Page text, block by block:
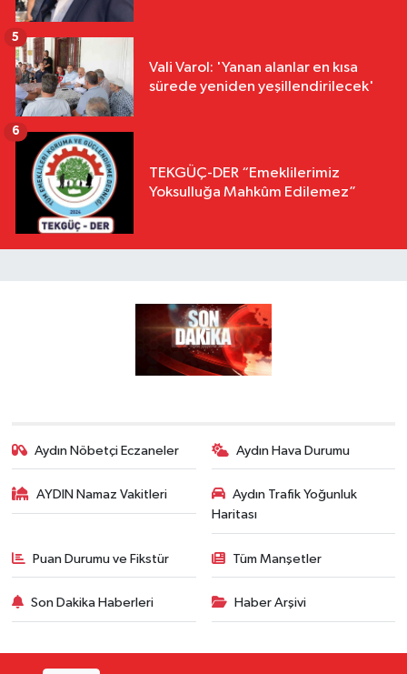
Vali Varol: 'Yanan alanlar en kısa
sürede yeniden yeşillendirilecek'
5
TEKGÜÇ-DER “Emeklilerimiz
Yoksulluğa Mahkûm Edilemez”
6
Aydın Nöbetçi Eczaneler Aydın Hava Durumu
AYDIN Namaz Vakitleri
Aydın Trafik Yoğunluk
Haritası
Puan Durumu ve Fikstür Tüm Manşetler
Son Dakika Haberleri Haber Arşivi